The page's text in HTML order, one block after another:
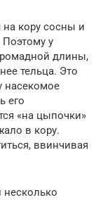
на кору сосны и
у
длины,
тельца. Это
насекомое
его
«на цыпочки»
в кору.
ввинчивая
несколько